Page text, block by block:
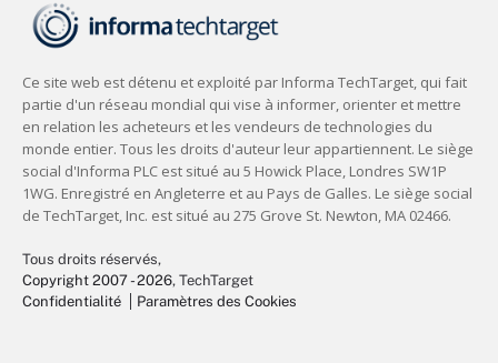
Tous droits réservés,
Copyright 2007 - 2026, TechTarget
Confidentialité
Paramètres des Cookies